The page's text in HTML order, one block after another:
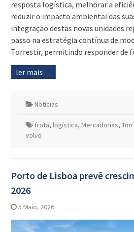
resposta logística, melhorar a
reduzir o impacto ambiental das
integração destas novas unidades
passo na estratégia contínua de
Torrestir, permitindo responder de
ler mais…
Notícias
frota, logística, Mercadorias,
volvo
Porto de Lisboa prevê
2026
5 Maio, 2026